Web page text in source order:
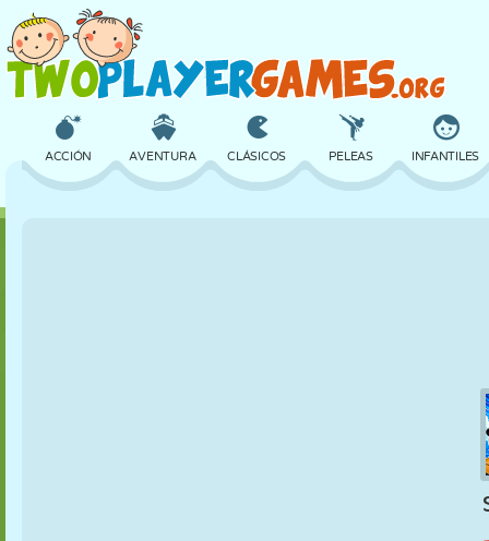
ACCIÓN AVENTURA CLÁSICOS PELEAS INFANTILES